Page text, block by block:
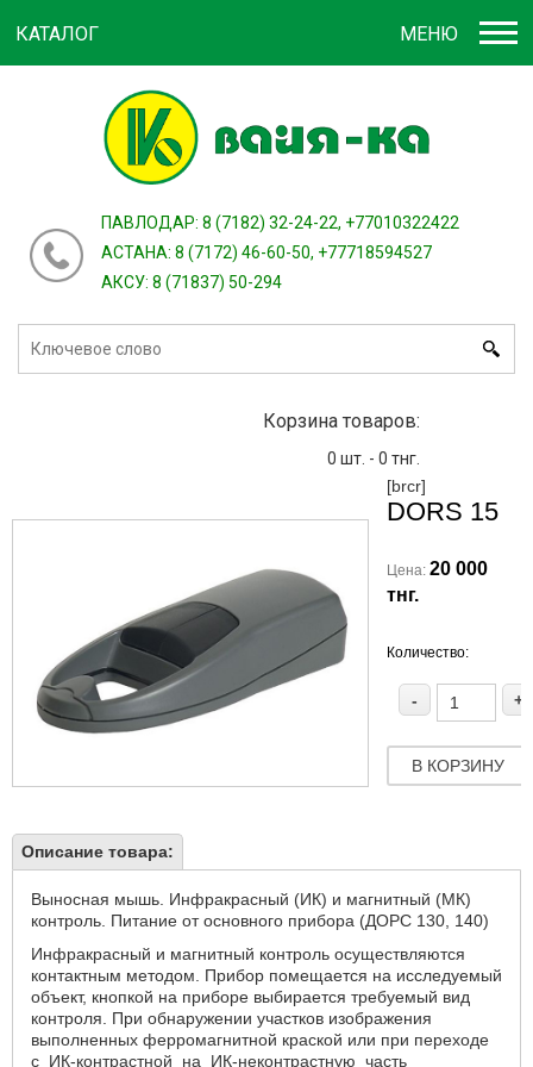
зарегистрироваться
ПАВЛОДАР: 8 (7182) 32-24-22, +77010322422
АСТАНА: 8 (7172) 46-60-50, +77718594527
АКСУ: 8 (71837) 50-294
Корзина товаров:
0 шт. - 0 тнг.
МЕНЮ
КАТАЛОГ
[brcr]
DORS 15
Цена: 20 000
тнг.
Количество:
+
-
В КОРЗИНУ
Описание товара:
Выносная мышь. Инфракрасный (ИК) и магнитный (МК)
контроль. Питание от основного прибора (ДОРС 130, 140)
Инфракрасный и магнитный контроль осуществляются
контактным методом. Прибор помещается на исследуемый
объект, кнопкой на приборе выбирается требуемый вид
контроля. При обнаружении участков изображения
выполненных ферромагнитной краской или при переходе
с ИК-контрастной на ИК-неконтрастную часть